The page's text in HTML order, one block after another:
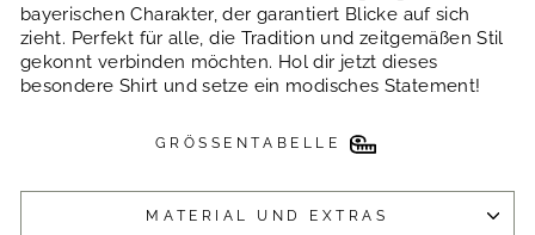
bayerischen Charakter, der garantiert Blicke auf sich
zieht. Perfekt für alle, die Tradition und zeitgemäßen Stil
gekonnt verbinden möchten. Hol dir jetzt dieses
besondere Shirt und setze ein modisches Statement!
GRÖSSENTABELLE
MATERIAL UND EXTRAS